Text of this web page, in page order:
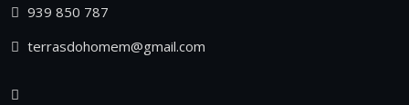
939 850 787
terrasdohomem@gmail.com